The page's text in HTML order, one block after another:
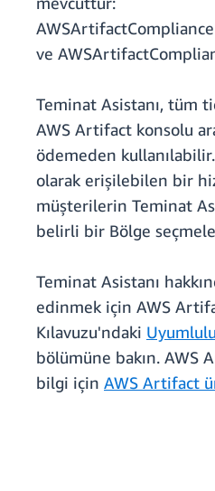
ve
Teminat Asistanı, tüm
AWS Artifact konsolu
ödemeden
olarak erişilebilen bir
müşterilerin Teminat
belirli bir Bölge
Teminat Asistanı
edinmek için AWS
Kılavuzu'ndaki
bölümüne bakın. AWS
bilgi için AWS Artifact